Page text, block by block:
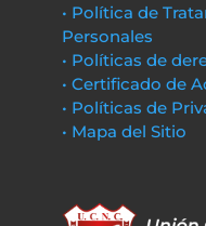
• Política de
Personales
• Políticas de
• Certificado de
• Políticas de
• Mapa del Sitio